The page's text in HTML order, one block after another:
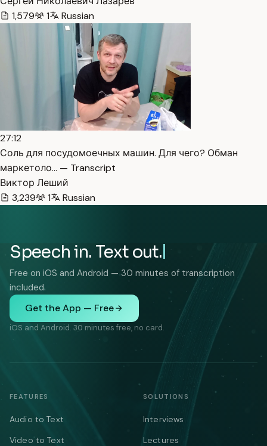
1,579
1 Russian
27:12
Соль для посудомоечных машин. Для чего? Обман
маркетоло… — Transcript
Виктор Леший
3,239
1 Russian
Speech in. Text out.
Free on iOS and Android — 30 minutes of transcription
included.
Get the App — Free
iOS and Android. 30 minutes free, no card.
FEATURES
Audio to Text
Video to Text
SOLUTIONS
Interviews
Lectures